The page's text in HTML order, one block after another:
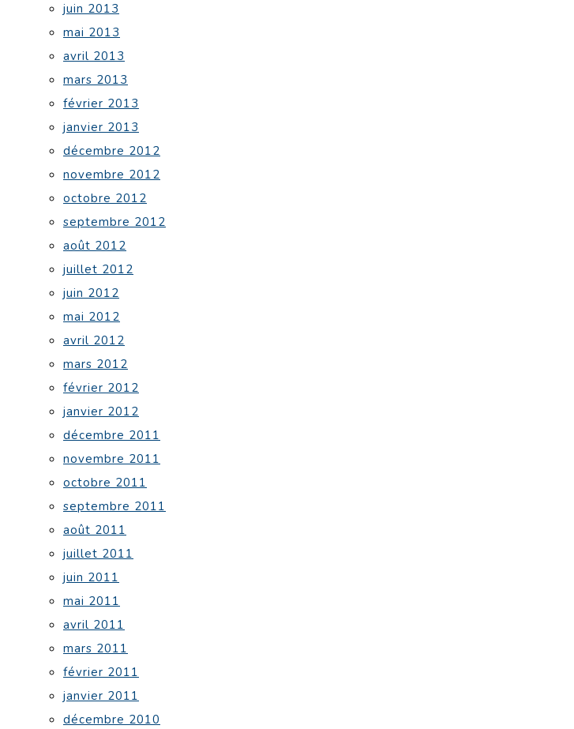
juin 2013
mai 2013
avril 2013
mars 2013
février 2013
janvier 2013
décembre 2012
novembre 2012
octobre 2012
septembre 2012
août 2012
juillet 2012
juin 2012
mai 2012
avril 2012
mars 2012
février 2012
janvier 2012
décembre 2011
novembre 2011
octobre 2011
septembre 2011
août 2011
juillet 2011
juin 2011
mai 2011
avril 2011
mars 2011
février 2011
janvier 2011
décembre 2010